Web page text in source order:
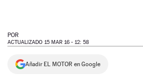
SERVICIOS
NEWSLETTER
POR
ACTUALIZADO 15 MAR 16 - 12: 58
Añadir EL MOTOR en Google